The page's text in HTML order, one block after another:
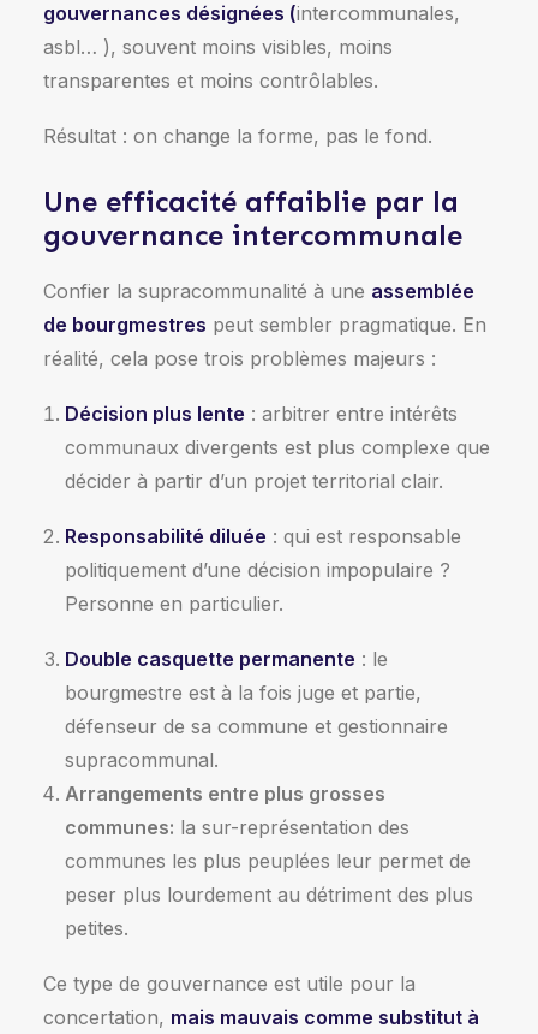
gouvernances désignées (intercommunales,
asbl… ), souvent moins visibles, moins
transparentes et moins contrôlables.
Résultat : on change la forme, pas le fond.
Une efficacité affaiblie par la
gouvernance intercommunale
Confier la supracommunalité à une assemblée
de bourgmestres peut sembler pragmatique. En
réalité, cela pose trois problèmes majeurs :
Décision plus lente : arbitrer entre intérêts
communaux divergents est plus complexe que
décider à partir d’un projet territorial clair.
Responsabilité diluée : qui est responsable
politiquement d’une décision impopulaire ?
Personne en particulier.
Double casquette permanente : le
bourgmestre est à la fois juge et partie,
défenseur de sa commune et gestionnaire
supracommunal.
Arrangements entre plus grosses
communes: la sur-représentation des
communes les plus peuplées leur permet de
peser plus lourdement au détriment des plus
petites.
Ce type de gouvernance est utile pour la
concertation, mais mauvais comme substitut à